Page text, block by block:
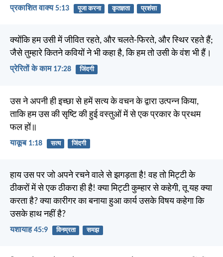
प्रकाशित वाक्य 5:13 पूजा करना कृतज्ञता प्रशंसा
क्योंकि हम उसी में जीवित रहते, और चलते-फिरते, और स्थिर रहते हैं;
जैसे तुम्हारे कितने कवियों ने भी कहा है, कि हम तो उसी के वंश भी हैं।
प्रेरितों के काम 17:28 जिंदगी
उस ने अपनी ही इच्छा से हमें सत्य के वचन के द्वारा उत्पन्न किया,
ताकि हम उस की सृष्टि की हुई वस्तुओं में से एक प्रकार के प्रथम
फल हों॥
याकूब 1:18 सत्य जिंदगी
हाय उस पर जो अपने रचने वाले से झगड़ता है! वह तो मिट्टी के
ठीकरों में से एक ठीकरा ही है! क्या मिट्टी कुम्हार से कहेगी, तू यह क्या
करता है? क्या कारीगर का बनाया हुआ कार्य उसके विषय कहेगा कि
उसके हाथ नहीं है?
यशायाह 45:9 विनम्रता समझ